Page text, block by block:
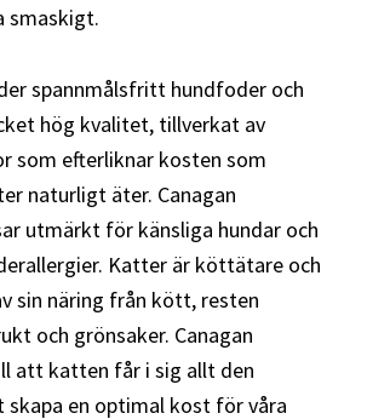
smaskigt.
spannmålsfritt hundfoder och
hög kvalitet, tillverkat av
som efterliknar kosten som
naturligt äter. Canagan
utmärkt för känsliga hundar och
Katter är köttätare och
sin näring från kött, resten
och grönsaker. Canagan
att katten får i sig allt den
skapa en optimal kost för våra